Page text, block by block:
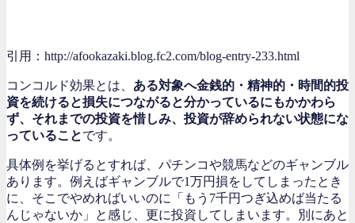
引用：http://afookazaki.blog.fc2.com/blog-entry-233.html
コンコルド効果とは、 ある対象へ金銭的・精神的・時間的投
資を続けると損失につながると分かっているにもかかわら
ず、それまでの投資を惜しみ、投資が辞められない状態にな
っていることです。
具体例を挙げるとすれば、パチンコや競馬などのギャンブル
あります。例えばギャンブルで1万円損をしてしまったとき
に、そこでやめればいいのに「もう7千円つぎ込めば当たる
んじゃないか」と感じ、更に投資してしまいます。別にあと